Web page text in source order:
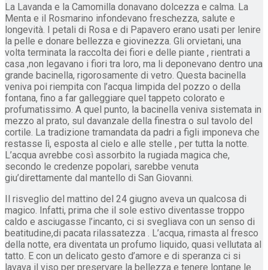
La Lavanda e la Camomilla donavano dolcezza e calma. La
Menta e il Rosmarino infondevano freschezza, salute e
longevità. I petali di Rosa e di Papavero erano usati per lenire
la pelle e donare bellezza e giovinezza. Gli orvietani, una
volta terminata la raccolta dei fiori e delle piante , rientrati a
casa ,non legavano i fiori tra loro, ma li deponevano dentro una
grande bacinella, rigorosamente di vetro. Questa bacinella
veniva poi riempita con l’acqua limpida del pozzo o della
fontana, fino a far galleggiare quel tappeto colorato e
profumatissimo. A quel punto, la bacinella veniva sistemata in
mezzo al prato, sul davanzale della finestra o sul tavolo del
cortile. La tradizione tramandata da padri a figli imponeva che
restasse lì, esposta al cielo e alle stelle , per tutta la notte.
L’acqua avrebbe così assorbito la rugiada magica che,
secondo le credenze popolari, sarebbe venuta
giu’direttamente dal mantello di San Giovanni.
Il risveglio del mattino del 24 giugno aveva un qualcosa di
magico. Infatti, prima che il sole estivo diventasse troppo
caldo e asciugasse l’incanto, ci si svegliava con un senso di
beatitudine,di pacata rilassatezza . L’acqua, rimasta al fresco
della notte, era diventata un profumo liquido, quasi vellutata al
tatto. E con un delicato gesto d’amore e di speranza ci si
lavava il viso per preservare la bellezza e tenere lontane le